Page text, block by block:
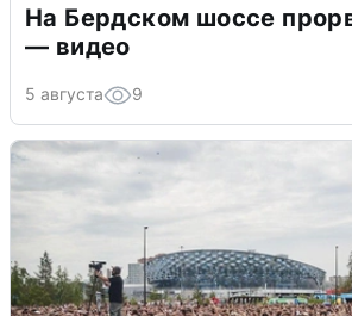
На Бердском шоссе
— видео
5 августа 9